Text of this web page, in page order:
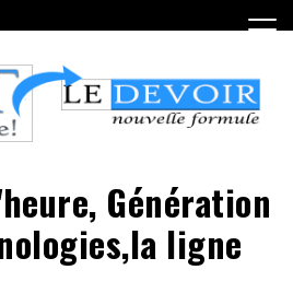
Génération
ligne